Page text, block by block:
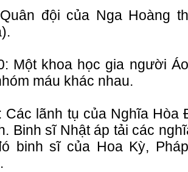
đội của Nga Hoàng
Một khoa học gia người
máu khác nhau.
Các lãnh tụ của Nghĩa Hòa
Binh sĩ Nhật áp tải các
binh sĩ của Hoa Kỳ,